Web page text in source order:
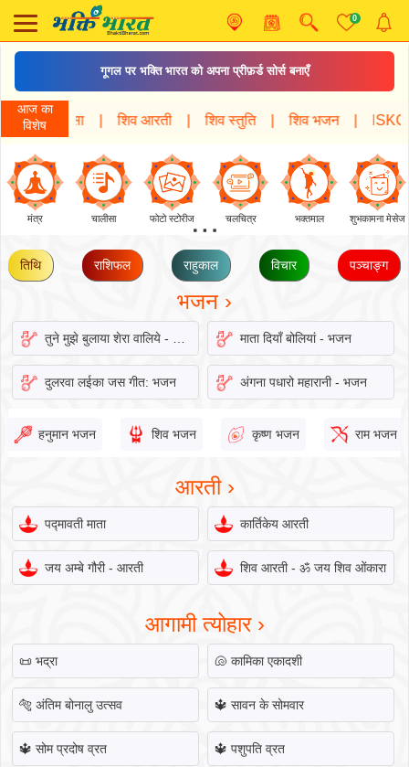
0
गूगल पर भक्ति भारत को अपना प्रीफ़र्ड सोर्स बनाएँ
आज का
विशेष
शिव आरती शिव स्तुति शिव भजन ISKCON
मंत्र चालीसा फोटो स्टोरीज चलचित्र भक्तमाल शुभकामना मेसेज
⋯
तिथि राशिफल राहुकाल विचार पञ्चाङ्ग
भजन ›
तुने मुझे बुलाया शेरा वालिये - भजन माता दियाँ बोलियां - भजन
दुलरवा लईका जस गीत: भजन अंगना पधारो महारानी - भजन
हनुमान भजन शिव भजन कृष्ण भजन राम भजन
आरती ›
पद्मावती माता कार्तिकेय आरती
जय अम्बे गौरी - आरती शिव आरती - ॐ जय शिव ओंकारा
आगामी त्योहार ›
📜भद्रा 🐚 कामिका एकादशी
🐅अंतिम बोनालु उत्सव 🔱 सावन के सोमवार
🔱सोम प्रदोष व्रत 🔱 पशुपति व्रत